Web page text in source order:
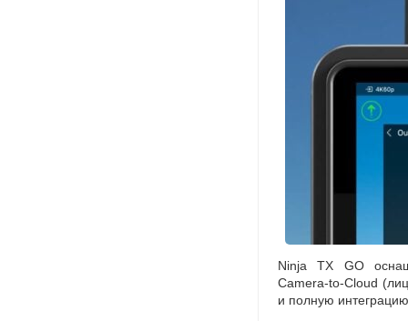
Ninja TX GO
Camera-to-Cloud (
и полную